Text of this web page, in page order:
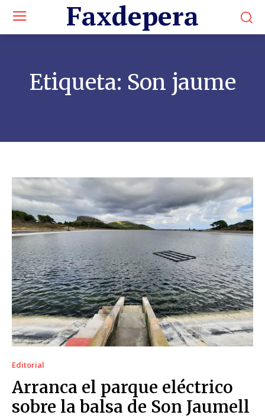
Faxdepera
Etiqueta: Son jaume
Editorial
Arranca el parque eléctrico
sobre la balsa de Son Jaumell